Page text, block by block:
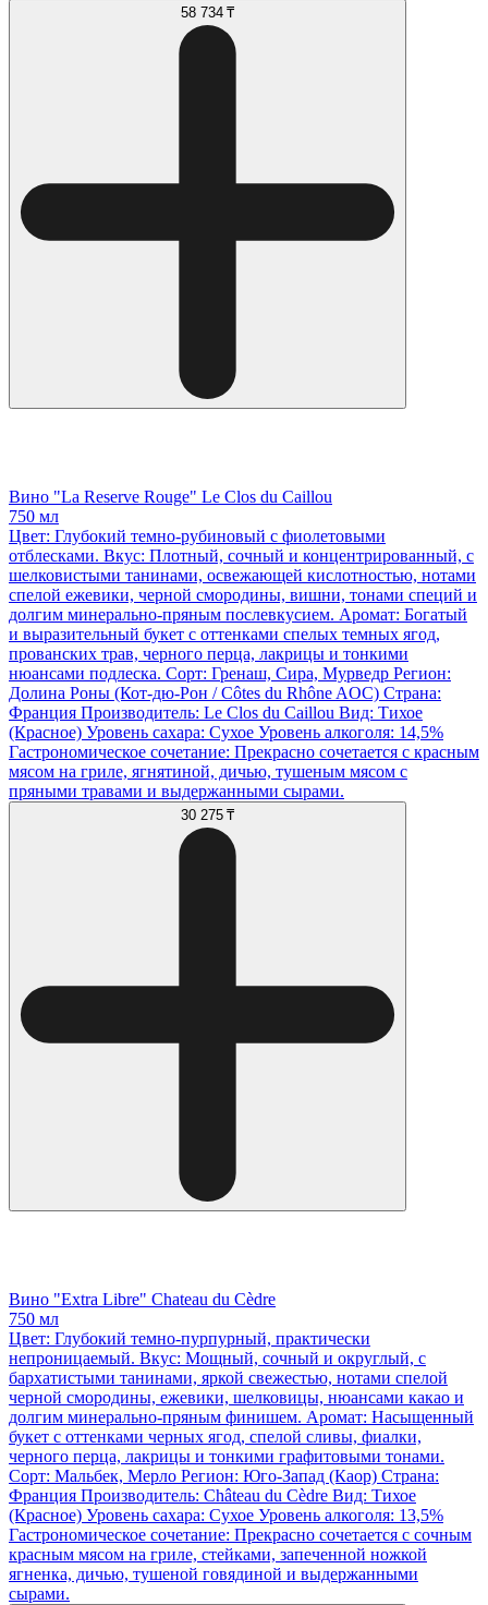
58 734 ₸
Вино "La Reserve Rouge" Le Clos du Caillou
750 мл
Цвет: Глубокий темно-рубиновый с фиолетовыми
отблесками. Вкус: Плотный, сочный и концентрированный, с
шелковистыми танинами, освежающей кислотностью, нотами
спелой ежевики, черной смородины, вишни, тонами специй и
долгим минерально-пряным послевкусием. Аромат: Богатый
и выразительный букет с оттенками спелых темных ягод,
прованских трав, черного перца, лакрицы и тонкими
нюансами подлеска. Сорт: Гренаш, Сира, Мурведр Регион:
Долина Роны (Кот-дю-Рон / Côtes du Rhône AOC) Страна:
Франция Производитель: Le Clos du Caillou Вид: Тихое
(Красное) Уровень сахара: Сухое Уровень алкоголя: 14,5%
Гастрономическое сочетание: Прекрасно сочетается с красным
мясом на гриле, ягнятиной, дичью, тушеным мясом с
пряными травами и выдержанными сырами.
30 275 ₸
Вино "Extra Libre" Chateau du Cèdre
750 мл
Цвет: Глубокий темно-пурпурный, практически
непроницаемый. Вкус: Мощный, сочный и округлый, с
бархатистыми танинами, яркой свежестью, нотами спелой
черной смородины, ежевики, шелковицы, нюансами какао и
долгим минерально-пряным финишем. Аромат: Насыщенный
букет с оттенками черных ягод, спелой сливы, фиалки,
черного перца, лакрицы и тонкими графитовыми тонами.
Сорт: Мальбек, Мерло Регион: Юго-Запад (Каор) Страна:
Франция Производитель: Château du Cèdre Вид: Тихое
(Красное) Уровень сахара: Сухое Уровень алкоголя: 13,5%
Гастрономическое сочетание: Прекрасно сочетается с сочным
красным мясом на гриле, стейками, запеченной ножкой
ягненка, дичью, тушеной говядиной и выдержанными
сырами.